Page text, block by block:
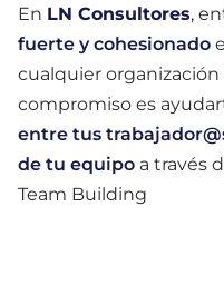
En LN Consultores,
fuerte y cohesionado
cualquier
compromiso es
entre tus
de tu equipo a través
Team Building